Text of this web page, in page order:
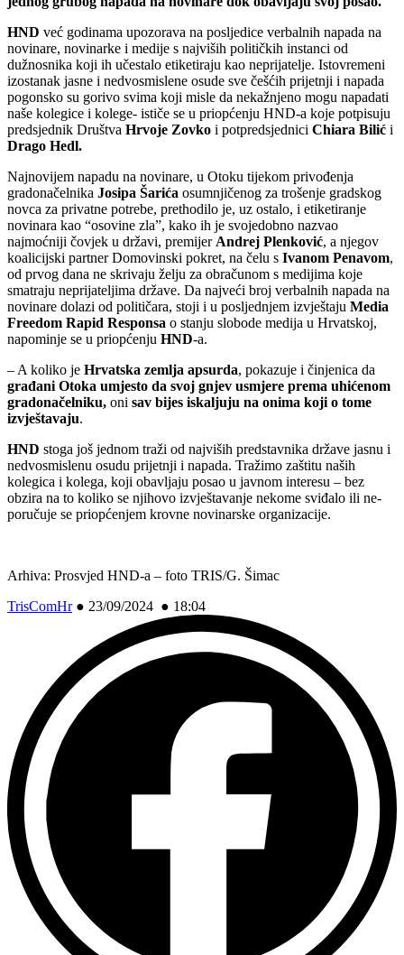
HND već godinama upozorava na posljedice verbalnih napada na
novinare, novinarke i medije s najviših političkih instanci od
dužnosnika koji ih učestalo etiketiraju kao neprijatelje. Istovremeni
izostanak jasne i nedvosmislene osude sve češćih prijetnji i napada
pogonsko su gorivo svima koji misle da nekažnjeno mogu napadati
naše kolegice i kolege- ističe se u priopćenju HND-a koje potpisuju
predsjednik Društva Hrvoje Zovko i potpredsjednici Chiara Bilić i
Drago Hedl.
Najnovijem napadu na novinare, u Otoku tijekom privođenja
gradonačelnika Josipa Šarića osumnjičenog za trošenje gradskog
novca za privatne potrebe, prethodilo je, uz ostalo, i etiketiranje
novinara kao “osovine zla”, kako ih je svojedobno nazvao
najmoćniji čovjek u državi, premijer Andrej Plenković, a njegov
koalicijski partner Domovinski pokret, na čelu s Ivanom Penavom,
od prvog dana ne skrivaju želju za obračunom s medijima koje
smatraju neprijateljima države. Da najveći broj verbalnih napada na
novinare dolazi od političara, stoji i u posljednjem izvještaju Media
Freedom Rapid Responsa o stanju slobode medija u Hrvatskoj,
napominje se u priopćenju HND-a.
– A koliko je Hrvatska zemlja apsurda, pokazuje i činjenica da
građani Otoka umjesto da svoj gnjev usmjere prema uhićenom
gradonačelniku, oni sav bijes iskaljuju na onima koji o tome
izvještavaju.
HND stoga još jednom traži od najviših predstavnika države jasnu i
nedvosmislenu osudu prijetnji i napada. Tražimo zaštitu naših
kolegica i kolega, koji obavljaju posao u javnom interesu – bez
obzira na to koliko se njihovo izvještavanje nekome sviđalo ili ne-
poručuje se priopćenjem krovne novinarske organizacije.
Arhiva: Prosvjed HND-a – foto TRIS/G. Šimac
TrisComHr● 23/09/2024 ● 18:04